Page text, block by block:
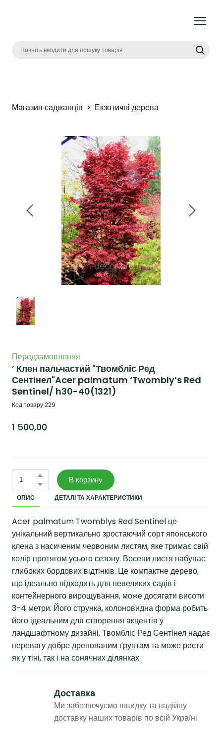
Магазин саджанців Екзотичні дерева
Передзамовлення
’ Клен пальчастий "Твомбліс Ред
Сентінел"Acer palmatum ‘Twombly’s Red
Sentinel/ h30-40(1321)
Код товару 229
1 500,00
В корзину
ОПИС ДЕТАЛІ ТА ХАРАКТЕРИСТИКИ
Acer palmatum Twomblys Red Sentinel це
унікальний вертикально зростаючий сорт японського
клена з насиченим червоним листям, яке тримає свій
колір протягом усього сезону. Восени листя набуває
глибоких бордових відтінків. Це компактне дерево,
що ідеально підходить для невеликих садів і
контейнерного вирощування, може досягати висоти
3-4 метри. Його струнка, колоновидна форма робить
його ідеальним для створення акцентів у
ландшафтному дизайні. Твомбліс Ред Сентінел надає
перевагу добре дренованим ґрунтам та може рости
як у тіні, так і на сонячних ділянках.
Доставка
Ми забезпечуємо швидку та надійну
доставку наших товарів по всій Україні.